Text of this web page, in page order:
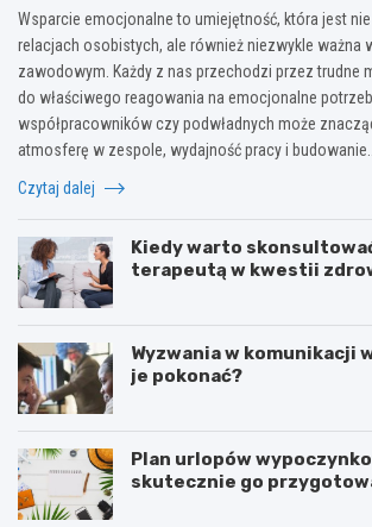
Wsparcie emocjonalne to umiejętność, która jest
relacjach osobistych, ale również niezwykle ważna
zawodowym. Każdy z nas przechodzi przez trudne
do właściwego reagowania na emocjonalne
współpracowników czy podwładnych może
atmosferę w zespole, wydajność pracy i budowanie…
Czytaj dalej
Kiedy warto
terapeutą w kwestii
Wyzwania w komunikacji
je pokonać?
Plan urlopów
skutecznie go